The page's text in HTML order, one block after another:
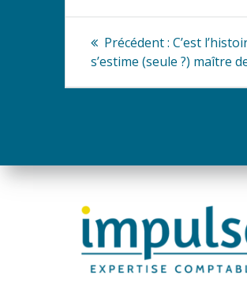
Navigation
de
Précédent : Article
précédent
C’est
s’estime (seule ?) maître